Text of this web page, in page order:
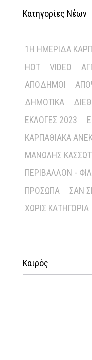
Κατηγορίες Νέων
1Η ΗΜΕΡΊΔΑ
HOT
VIDEO
ΑΠΌΔΗΜΟΙ
ΔΗΜΟΤΙΚΆ
ΕΚΛΟΓΈΣ 2023
ΚΑΡΠΑΘΙΑΚΆ
ΜΑΝΏΛΗΣ
ΠΕΡΙΒΆΛΛΟΝ -
ΠΡΌΣΩΠΑ
ΣΑΝ
ΧΩΡΊΣ ΚΑΤΗΓΟΡΊΑ
Καιρός